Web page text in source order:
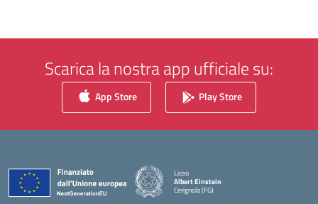
Scarica la nostra app ufficiale su:
App Store Play Store
Liceo
Albert Einstein
Cerignola (FG)
— Visita la pagina iniziale della scuola